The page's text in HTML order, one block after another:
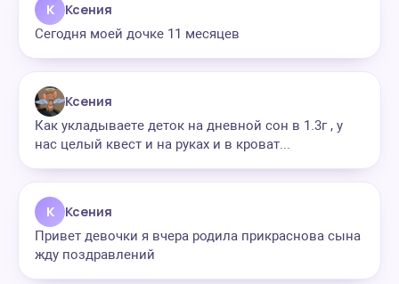
К Ксения
Сегодня моей дочке 11 месяцев
Ксения
Как укладываете деток на дневной сон в 1.3г , у
нас целый квест и на руках и в кроват...
К Ксения
Привет девочки я вчера родила прикраснова сына
жду поздравлений